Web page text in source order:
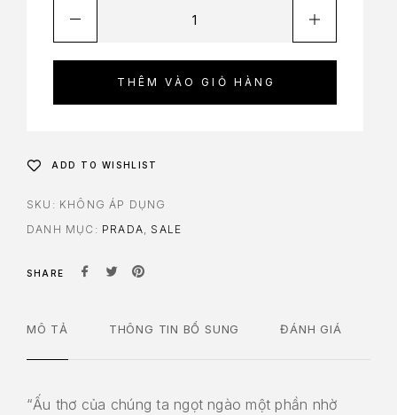
THÊM VÀO GIỎ HÀNG
ADD TO WISHLIST
SKU: KHÔNG ÁP DỤNG
DANH MỤC: PRADA, SALE
SHARE
MÔ TẢ THÔNG TIN BỔ SUNG ĐÁNH GIÁ
“Ấu thơ của chúng ta ngọt ngào một phần nhờ